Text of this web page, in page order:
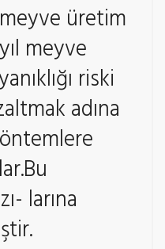
üretim
meyve
riski
adına
larına